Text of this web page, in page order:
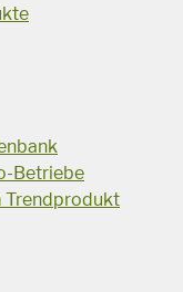
Betriebe
Trendprodukt